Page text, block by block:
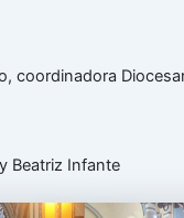
coordinadora
Beatriz Infante